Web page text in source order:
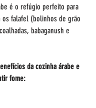
é o refúgio perfeito para
os falafel (bolinhos de grão
babaganush e
da cozinha árabe e
fome: